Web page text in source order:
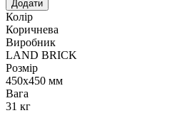
Колір
Коричнева
Виробник
LAND BRICK
Розмір
450х450 мм
Вага
31 кг